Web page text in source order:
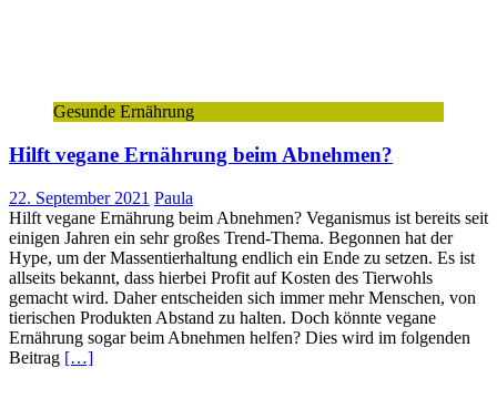
Gesunde Ernährung
Hilft vegane Ernährung beim Abnehmen?
22. September 2021 Paula
Hilft vegane Ernährung beim Abnehmen? Veganismus ist bereits seit
einigen Jahren ein sehr großes Trend-Thema. Begonnen hat der
Hype, um der Massentierhaltung endlich ein Ende zu setzen. Es ist
allseits bekannt, dass hierbei Profit auf Kosten des Tierwohls
gemacht wird. Daher entscheiden sich immer mehr Menschen, von
tierischen Produkten Abstand zu halten. Doch könnte vegane
Ernährung sogar beim Abnehmen helfen? Dies wird im folgenden
Beitrag […]